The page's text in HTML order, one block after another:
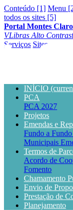
Conteúdo [1] Menu
todos os sites [5]
Portal Montes
VLibras Alto
Serviços Sites
INÍCIO
PCA
PCA 2027
Projetos
Emendas e
Fundo a Fundo
Municipais
Termos de
Acordo de
Fomento
Chamamento
Envio de
Prestação de
Planejamento